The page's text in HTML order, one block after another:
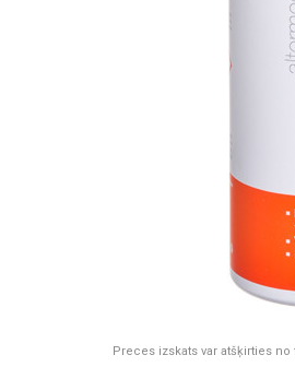
Preces izskats var atšķirties no